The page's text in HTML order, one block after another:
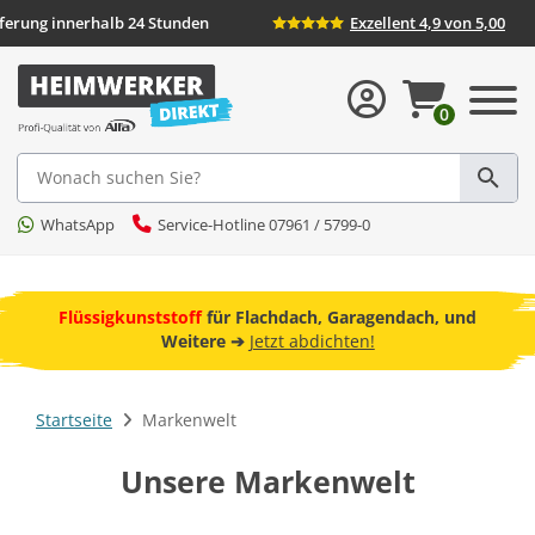
innerhalb 24 Stunden Exzellent 4,9 von 5,00
Suche
WhatsApp Service-Hotline 07961 / 5799-0
0
Flüssigkunststofffür Flachdach, Garagendach, und
Weitere ➔ Jetzt abdichten!
Startseite Markenwelt
Unsere Markenwelt